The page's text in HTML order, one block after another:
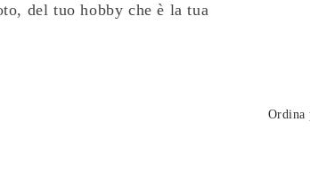
del tuo hobby che è la tua
Ordina